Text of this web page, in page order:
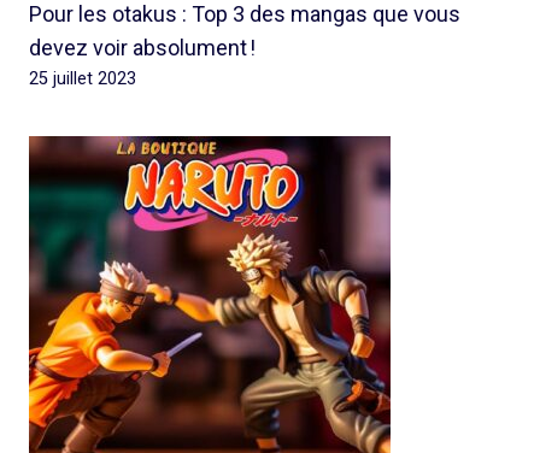
Pour les otakus : Top 3 des mangas que vous
devez voir absolument !
25 juillet 2023